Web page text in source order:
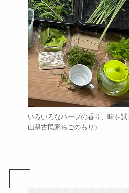
いろいろなハーブの香り、味を試
山県古民家ちごのもり）